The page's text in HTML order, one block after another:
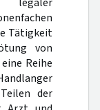
Tätigkeit
von
Reihe
der